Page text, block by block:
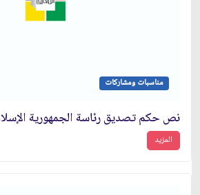
مناسبات ومشاركات
المزيد